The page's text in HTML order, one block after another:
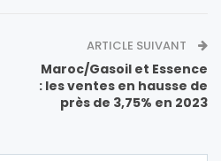
ARTICLE SUIVANT
Maroc/Gasoil et Essence
: les ventes en hausse de
près de 3,75% en 2023